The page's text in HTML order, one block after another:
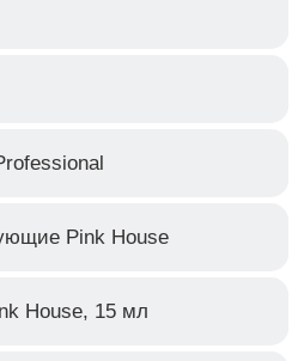
Pink House
House, 15 мл